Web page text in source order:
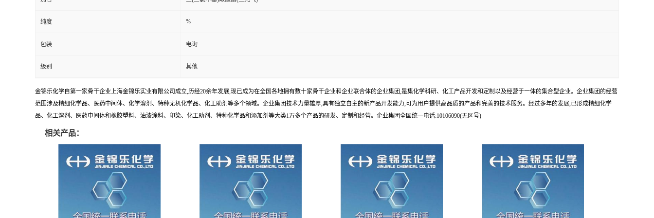
纯度 %
包装 电询
级别 其他
金锦乐化学自第一家骨干企业上海金锦乐实业有限公司成立,历经20余年发展,现已成为在全国各地拥有数十家骨干企业和企业联合体的企业集团,是集化学科研、化工产品开发和定制以及经营于一体的集合型企业。企业集团的经营
范围涉及精细化学品、医药中间体、化学溶剂、特种无机化学品、化工助剂等多个领域。企业集团技术力量雄厚,具有独立自主的新产品开发能力,可为用户提供高品质的产品和完善的技术服务。经过多年的发展,已形成精细化学
品、化工溶剂、医药中间体和橡胶塑料、油漆涂料、印染、化工助剂、特种化学品和添加剂等大类1万多个产品的研发、定制和经营。企业集团全国统一电话:10106090(无区号)
相关产品：